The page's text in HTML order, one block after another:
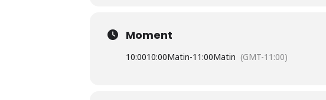
Moment
10:0010:00Matin-11:00Matin (GMT-11:00)